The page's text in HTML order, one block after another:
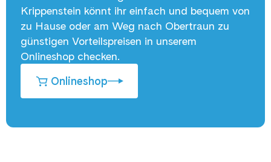
Krippenstein könnt ihr einfach und bequem von
zu Hause oder am Weg nach Obertraun zu
günstigen Vorteilspreisen in unserem
Onlineshop checken.
Onlineshop